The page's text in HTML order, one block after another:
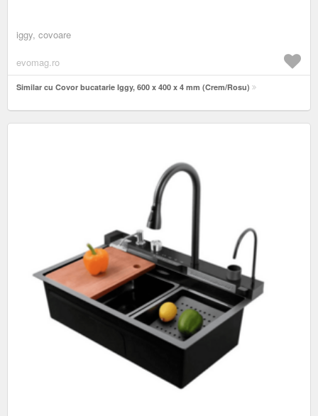
iggy, covoare
evomag.ro
Similar cu Covor bucatarie Iggy, 600 x 400 x 4 mm (Crem/Rosu)